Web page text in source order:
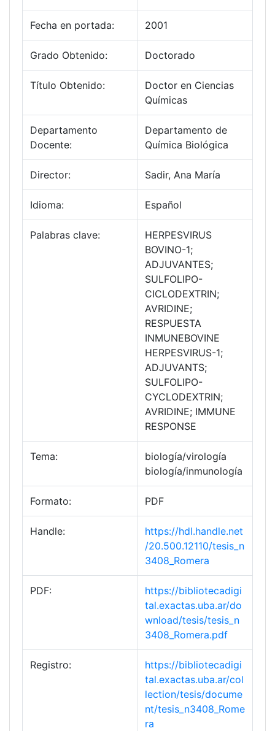
Fecha en portada: 2001
Grado Obtenido: Doctorado
Título Obtenido:
Doctor en Ciencias
Químicas
Departamento
Docente:
Departamento de
Química Biológica
Director: Sadir, Ana María
Idioma: Español
Palabras clave:
HERPESVIRUS
BOVINO-1;
ADJUVANTES;
SULFOLIPO-
CICLODEXTRIN;
AVRIDINE;
RESPUESTA
INMUNEBOVINE
HERPESVIRUS-1;
ADJUVANTS;
SULFOLIPO-
CYCLODEXTRIN;
AVRIDINE; IMMUNE
RESPONSE
Tema:
biología/virología
biología/inmunología
Formato: PDF
Handle:
https://hdl.handle.net
/20.500.12110/tesis_n
3408_Romera
PDF:
https://bibliotecadigi
tal.exactas.uba.ar/do
wnload/tesis/tesis_n
3408_Romera.pdf
Registro:
https://bibliotecadigi
tal.exactas.uba.ar/col
lection/tesis/docume
nt/tesis_n3408_Rome
ra